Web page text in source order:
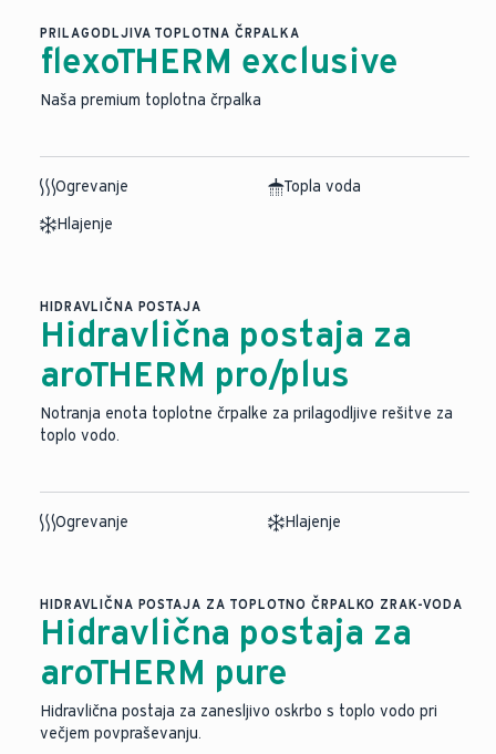
PRILAGODLJIVA TOPLOTNA ČRPALKA
flexoTHERM exclusive
Naša premium toplotna črpalka
Ogrevanje
Topla voda
Hlajenje
HIDRAVLIČNA POSTAJA
Hidravlična postaja za
aroTHERM pro/plus
Notranja enota toplotne črpalke za prilagodljive rešitve za
toplo vodo.
Ogrevanje Hlajenje
HIDRAVLIČNA POSTAJA ZA TOPLOTNO ČRPALKO ZRAK-VODA
Hidravlična postaja za
aroTHERM pure
Hidravlična postaja za zanesljivo oskrbo s toplo vodo pri
večjem povpraševanju.